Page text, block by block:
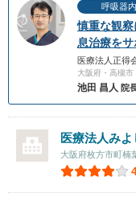
呼吸器
慎重な観
息治療をサ
医療法人正得
大阪府・高槻市
池田 昌人 院
医療法人みよ
大阪府枚方市町楠